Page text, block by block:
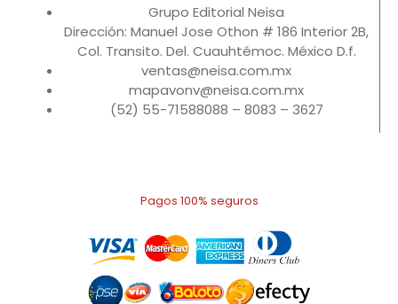
Grupo Editorial Neisa
Dirección: Manuel Jose Othon # 186 Interior 2B,
Col. Transito. Del. Cuauhtémoc. México D.f.
ventas@neisa.com.mx
mapavonv@neisa.com.mx
(52) 55-71588088 – 8083 – 3627
Pagos 100% seguros